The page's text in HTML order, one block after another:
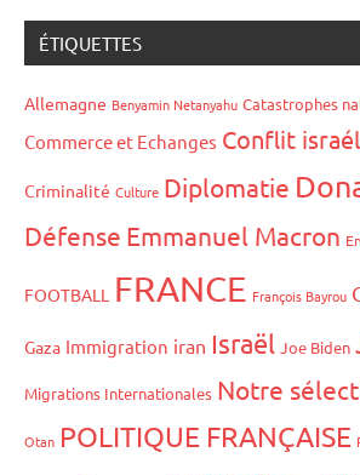
ÉTIQUETTES
Allemagne Benyamin Netanyahu Catastrophes
Commerce et Echanges Conflit
Criminalité Culture Diplomatie
Défense Emmanuel Macron
FOOTBALL FRANCE François Bayrou
Gaza Immigration iran Israël Joe Biden
Migrations Internationales Notre
Otan POLITIQUE FRANÇAISE